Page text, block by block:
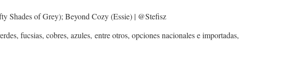
Shades of Grey); Beyond Cozy (Essie) | @Stefisz
fucsias, cobres, azules, entre otros, opciones nacionales e importadas,